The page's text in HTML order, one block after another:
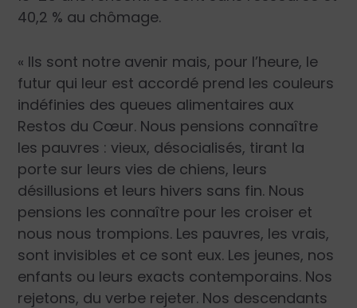
40,2 % au chômage.
« Ils sont notre avenir mais, pour l’heure, le
futur qui leur est accordé prend les couleurs
indéfinies des queues alimentaires aux
Restos du Cœur. Nous pensions connaître
les pauvres : vieux, désocialisés, tirant la
porte sur leurs vies de chiens, leurs
désillusions et leurs hivers sans fin. Nous
pensions les connaître pour les croiser et
nous nous trompions. Les pauvres, les vrais,
sont invisibles et ce sont eux. Les jeunes, nos
enfants ou leurs exacts contemporains. Nos
rejetons, du verbe rejeter. Nos descendants